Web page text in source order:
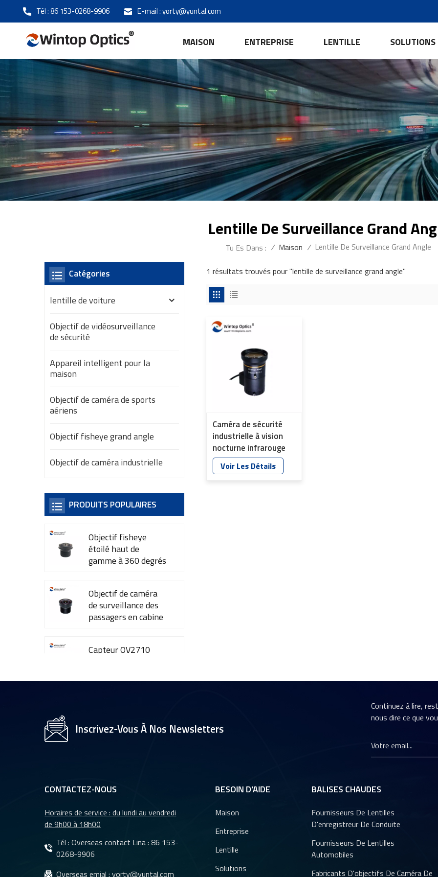
Tél :86 153-0268-9906 E-mail :yorty@yuntal.com
MAISON ENTREPRISE LENTILLE SOLUTIONS
Lentille De Surveillance Grand
Tu Es Dans : / Maison / Lentille De Surveillance Grand Angle
1 résultats trouvés pour "lentille de surveillance grand angle"
Caméra de sécurité
industrielle à vision
nocturne infrarouge
en alliage d'aluminium
3MP 12G, objectif YT-
Voir Les Détails
Catégories
lentille de voiture
Objectif de vidéosurveillance
de sécurité
Appareil intelligent pour la
maison
Objectif de caméra de sports
aériens
Objectif fisheye grand angle
Objectif de caméra industrielle
PRODUITS POPULAIRES
Objectif fisheye
étoilé haut de
gamme à 360 degrés
Objectif de caméra
de surveillance des
passagers en cabine
Capteur OV2710
objectifs 35 mm YT-
résolution 4K
nocturne pour
Objectifs DMS et
CMS pour système
de caméra de
surveillance de
Objectifs
Inscrivez-Vous À Nos Newsletters
Continuez à lire,
nous dire ce que
CONTACTEZ-NOUS
Horaires de service : du lundi au vendredi
de 9h00 à 18h00
Tél : Overseas contact Lina :86 153-
0268-9906
Overseas emial :yorty@yuntal.com
BESOIN D'AIDE
Maison
Entreprise
Lentille
Solutions
BALISES CHAUDES
Fournisseurs De Lentilles
D'enregistreur De Conduite
Fournisseurs De Lentilles
Automobiles
Fabricants D'objectifs De Caméra De